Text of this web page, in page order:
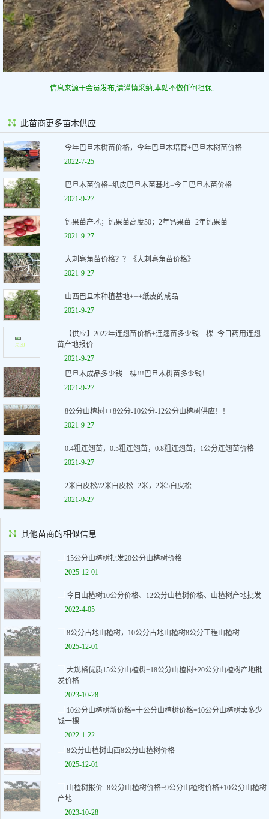
信息来源于会员发布,请谨慎采纳.本站不做任何担保.
此苗商更多苗木供应
今年巴旦木树苗价格，今年巴旦木培育+巴旦木树苗价格
2022-7-25
巴旦木苗价格=纸皮巴旦木苗基地=今日巴旦木苗价格
2021-9-27
钙果苗产地；钙果苗高度50；2年钙果苗+2年钙果苗
2021-9-27
大刺皂角苗价格？？《大刺皂角苗价格》
2021-9-27
山西巴旦木种植基地+++纸皮的成品
2021-9-27
【供应】2022年连翘苗价格+连翘苗多少钱一棵=今日药用连翘
苗产地报价
2021-9-27
巴旦木成品多少钱一棵!!!巴旦木树苗多少钱！
2021-9-27
8公分山楂树++8公分-10公分-12公分山楂树供应！！
2021-9-27
0.4粗连翘苗，0.5粗连翘苗，0.8粗连翘苗，1公分连翘苗价格
2021-9-27
2米白皮松//2米白皮松=2米，2米5白皮松
2021-9-27
其他苗商的相似信息
15公分山楂树批发20公分山楂树价格
2025-12-01
今日山楂树10公分价格、12公分山楂树价格、山楂树产地批发
2022-4-05
8公分占地山楂树，10公分占地山楂树8公分工程山楂树
2025-12-01
大规格优质15公分山楂树+18公分山楂树+20公分山楂树产地批
发价格
2023-10-28
10公分山楂树新价格=十公分山楂树价格=10公分山楂树卖多少
钱一棵
2022-1-22
8公分山楂树山西8公分山楂树价格
2025-12-01
山楂树报价=8公分山楂树价格+9公分山楂树价格+10公分山楂树
产地
2023-10-28